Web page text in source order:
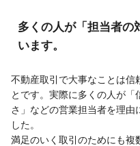
多くの人が「担当者の
います。
不動産取引で大事なことは信
とです。実際に多くの人が
さ」などの営業担当者を理由
した。
満足のいく取引のためにも複